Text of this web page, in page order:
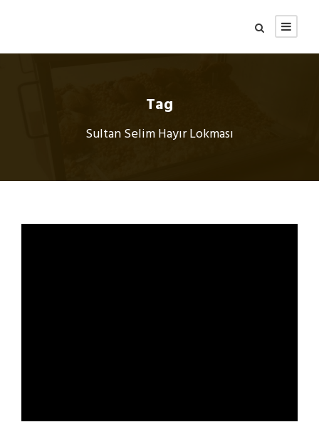
Tag
Sultan Selim Hayır Lokması